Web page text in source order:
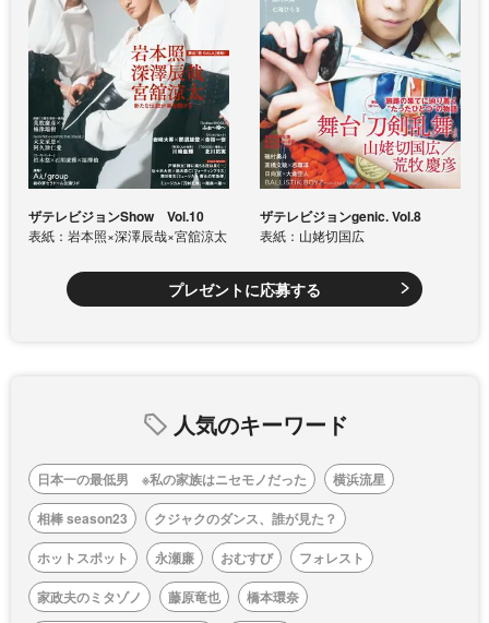
ザテレビジョンShow Vol.10
表紙：岩本照×深澤辰哉×宮舘涼太
ザテレビジョンgenic. Vol.8
表紙：山姥切国広
プレゼントに応募する
人気のキーワード
日本一の最低男 ※私の家族はニセモノだった
横浜流星
相棒 season23
クジャクのダンス、誰が見た？
ホットスポット
永瀬廉 おむすび
フォレスト
家政夫のミタゾノ
藤原竜也
橋本環奈